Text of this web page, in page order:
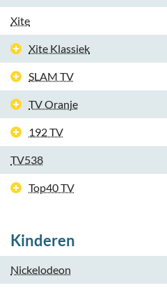
Xite
Xite Klassiek
SLAM TV
TV Oranje
192 TV
TV538
Top40 TV
Kinderen
Nickelodeon